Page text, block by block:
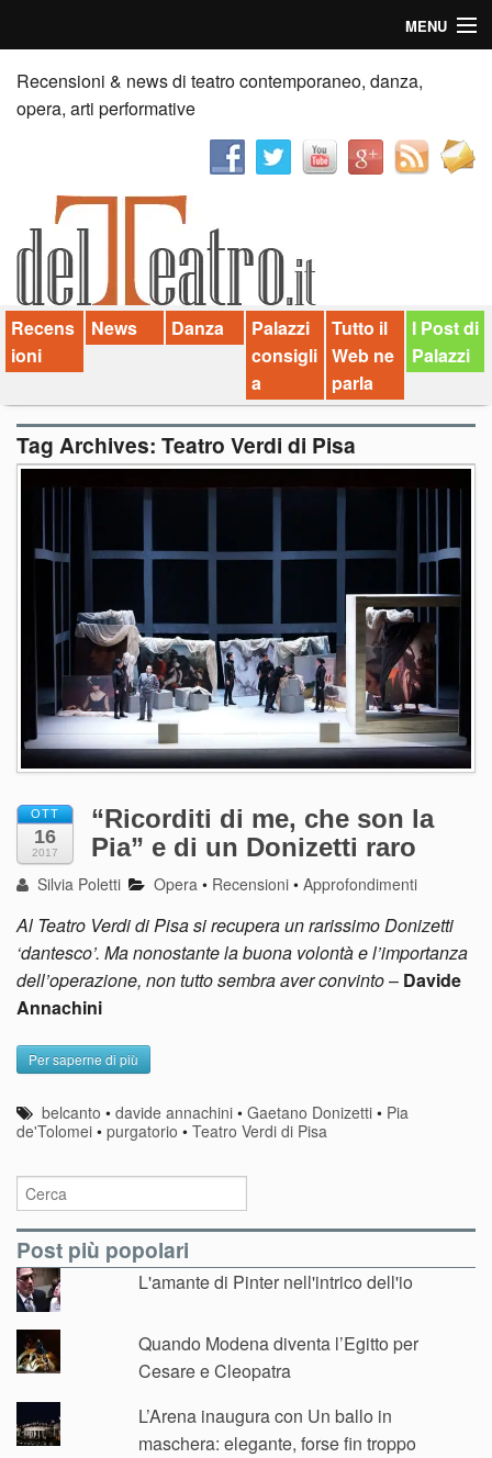
MENU
Home
Recensioni
News
Palazzi consiglia
Video
Chi siamo
Contatti
Recensioni & news di teatro contemporaneo, danza,
opera, arti performative
Recens
ioni
News Danza
Palazzi
consigli
a
Tutto il
Web ne
parla
I Post di
Palazzi
Tag Archives: Teatro Verdi di Pisa
OTT
16
2017
“Ricorditi di me, che son la
Pia” e di un Donizetti raro
Silvia Poletti Opera • Recensioni •Approfondimenti
Al Teatro Verdi di Pisa si recupera un rarissimo Donizetti
‘dantesco’. Ma nonostante la buona volontà e l’importanza
dell’operazione, non tutto sembra aver convinto– Davide
Annachini
Per saperne di più
belcanto •davide annachini •Gaetano Donizetti • Pia
de'Tolomei • purgatorio • Teatro Verdi di Pisa
Post più popolari
L'amante di Pinter nell'intrico dell'io
Quando Modena diventa l’Egitto per
Cesare e Cleopatra
L’Arena inaugura con Un ballo in
maschera: elegante, forse fin troppo